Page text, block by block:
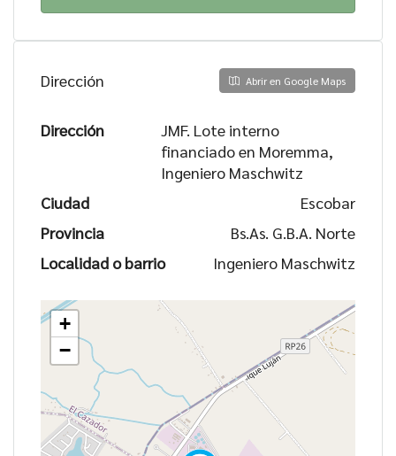
Dirección Abrir en Google Maps
Dirección
JMF. Lote interno
financiado en Moremma,
Ingeniero Maschwitz
Ciudad
Escobar
Provincia
Bs.As. G.B.A. Norte
Localidad o barrio
Ingeniero Maschwitz
+
−